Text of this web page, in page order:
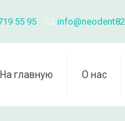
55 95
На главную О нас